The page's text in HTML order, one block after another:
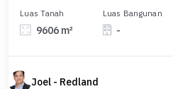
Luas Tanah
9606 m²
Luas Bangunan
-
Joel - Redland